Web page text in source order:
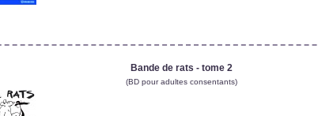
Bande de rats - tome 2
(BD pour adultes consentants)